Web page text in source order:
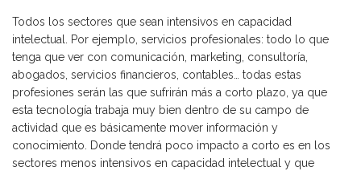
Todos los sectores que sean intensivos en capacidad
intelectual. Por ejemplo, servicios profesionales: todo lo que
tenga que ver con comunicación, marketing, consultoría,
abogados, servicios financieros, contables… todas estas
profesiones serán las que sufrirán más a corto plazo, ya que
esta tecnología trabaja muy bien dentro de su campo de
actividad que es básicamente mover información y
conocimiento. Donde tendrá poco impacto a corto es en los
sectores menos intensivos en capacidad intelectual y que